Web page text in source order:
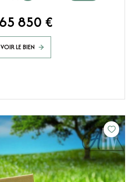
850 €
VOIR LE BIEN